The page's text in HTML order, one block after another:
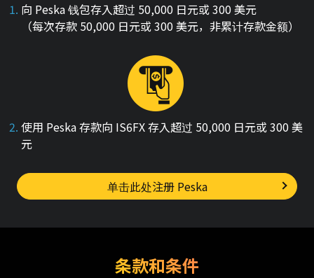
向 Peska 钱包存入超过 50,000 日元或 300 美元
（每次存款 50,000 日元或 300 美元，非累计存款金额）
使用 Peska 存款向 IS6FX 存入超过 50,000 日元或 300 美
元
单击此处注册 Peska
条款和条件